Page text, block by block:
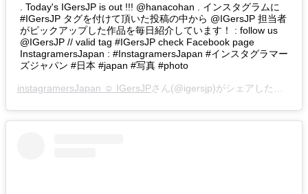
. Today's IGersJP is out !!! @hanacohan . インスタグラムに
#IGersJP タグを付けて頂いた投稿の中から @IGersJP 担当者
がピックアップした作品を毎日紹介しています！ : follow us
@IGersJP // valid tag #IGersJP check Facebook page
InstagramersJapan : #InstagramersJapan #インスタグラマー
ズジャパン #日本 #japan #写真 #photo
instagramersJapan ☺︎ IGersJPさん(@igersjp)がシェアした投稿 –